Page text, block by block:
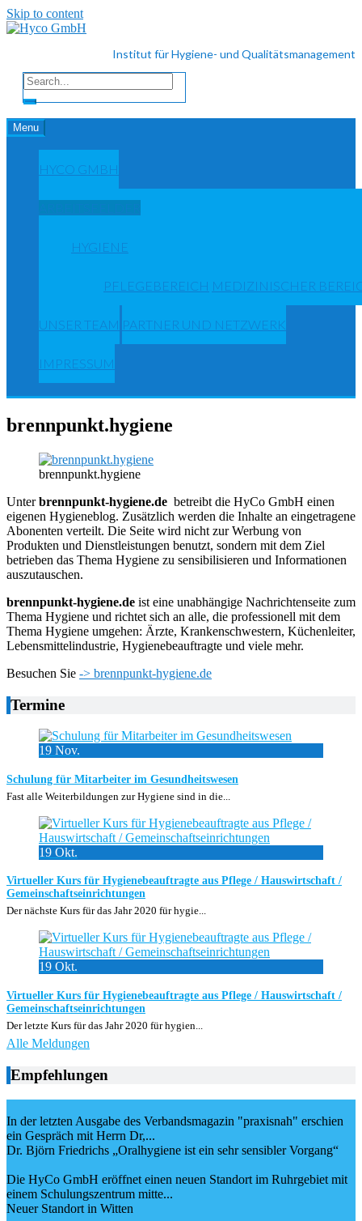
Skip to content
Institut für Hygiene- und Qualitätsmanagement
Menu
HYCO GMBH
HYGIENE
PFLEGEBEREICH MEDIZINISCHER
UNSER TEAM PARTNER UND NETZWERK
IMPRESSUM
brennpunkt.hygiene
brennpunkt.hygiene
Unterbrennpunkt-hygiene.de betreibt die HyCo GmbH einen
eigenen Hygieneblog. Zusätzlich werden die Inhalte an eingetragene
Abonenten verteilt. Die Seite wird nicht zur Werbung von
Produkten und Dienstleistungen benutzt, sondern mit dem Ziel
betrieben das Thema Hygiene zu sensibilisieren und Informationen
auszutauschen.
brennpunkt-hygiene.de ist eine unabhängige Nachrichtenseite zum
Thema Hygiene und richtet sich an alle, die professionell mit dem
Thema Hygiene umgehen: Ärzte, Krankenschwestern, Küchenleiter,
Lebensmittelindustrie, Hygienebeauftragte und viele mehr.
Besuchen Sie -> brennpunkt-hygiene.de
Termine
19 Nov.
Schulung für Mitarbeiter im Gesundheitswesen
Fast alle Weiterbildungen zur Hygiene sind in die...
19 Okt.
Virtueller Kurs für Hygienebeauftragte aus Pflege / Hauswirtschaft /
Gemeinschaftseinrichtungen
Der nächste Kurs für das Jahr 2020 für hygie...
19 Okt.
Virtueller Kurs für Hygienebeauftragte aus Pflege / Hauswirtschaft /
Gemeinschaftseinrichtungen
Der letzte Kurs für das Jahr 2020 für hygien...
Alle Meldungen
Empfehlungen
In der letzten Ausgabe des Verbandsmagazin "praxisnah" erschien
ein Gespräch mit Herrn Dr,...
Dr. Björn Friedrichs „Oralhygiene ist ein sehr sensibler Vorgang“
Die HyCo GmbH eröffnet einen neuen Standort im Ruhrgebiet mit
einem Schulungszentrum mitte...
Neuer Standort in Witten